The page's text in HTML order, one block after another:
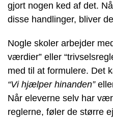
gjort nogen ked af det.
disse handlinger, bliver
Nogle skoler arbejder
værdier” eller
med til at formulere. Det
“Vi hjælper hinanden”
Når eleverne selv har
reglerne, føler de større